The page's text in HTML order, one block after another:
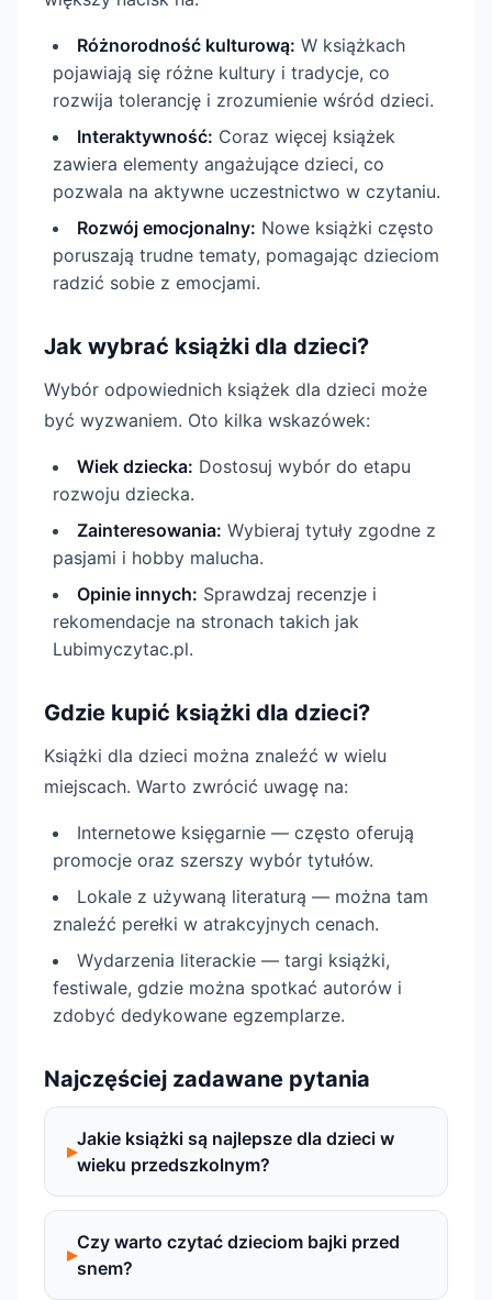
Różnorodność kulturową: W książkach
pojawiają się różne kultury i tradycje, co
rozwija tolerancję i zrozumienie wśród dzieci.
Interaktywność: Coraz więcej książek
zawiera elementy angażujące dzieci, co
pozwala na aktywne uczestnictwo w czytaniu.
Rozwój emocjonalny: Nowe książki często
poruszają trudne tematy, pomagając dzieciom
radzić sobie z emocjami.
Jak wybrać książki dla dzieci?
Wybór odpowiednich książek dla dzieci może
być wyzwaniem. Oto kilka wskazówek:
Wiek dziecka: Dostosuj wybór do etapu
rozwoju dziecka.
Zainteresowania: Wybieraj tytuły zgodne z
pasjami i hobby malucha.
Opinie innych: Sprawdzaj recenzje i
rekomendacje na stronach takich jak
Lubimyczytac.pl.
Gdzie kupić książki dla dzieci?
Książki dla dzieci można znaleźć w wielu
miejscach. Warto zwrócić uwagę na:
Internetowe księgarnie — często oferują
promocje oraz szerszy wybór tytułów.
Lokale z używaną literaturą — można tam
znaleźć perełki w atrakcyjnych cenach.
Wydarzenia literackie — targi książki,
festiwale, gdzie można spotkać autorów i
zdobyć dedykowane egzemplarze.
Najczęściej zadawane pytania
Jakie książki są najlepsze dla dzieci w
wieku przedszkolnym?
Czy warto czytać dzieciom bajki przed
snem?